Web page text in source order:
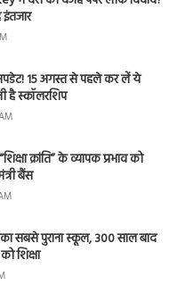
अपडेट! 15 अगस्त से पहले कर लें ये
है स्कॉलरशिप
क्रांति” के व्यापक प्रभाव को
बैंस
सबसे पुराना स्कूल, 300 साल बाद
शिक्षा